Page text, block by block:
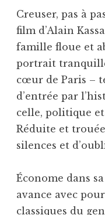
Creuser, pas à
film d’Alain
famille floue et
portrait
cœur de Paris –
d’entrée par
celle, politique
Réduite et
silences et
Économe dans
avance avec
classiques du